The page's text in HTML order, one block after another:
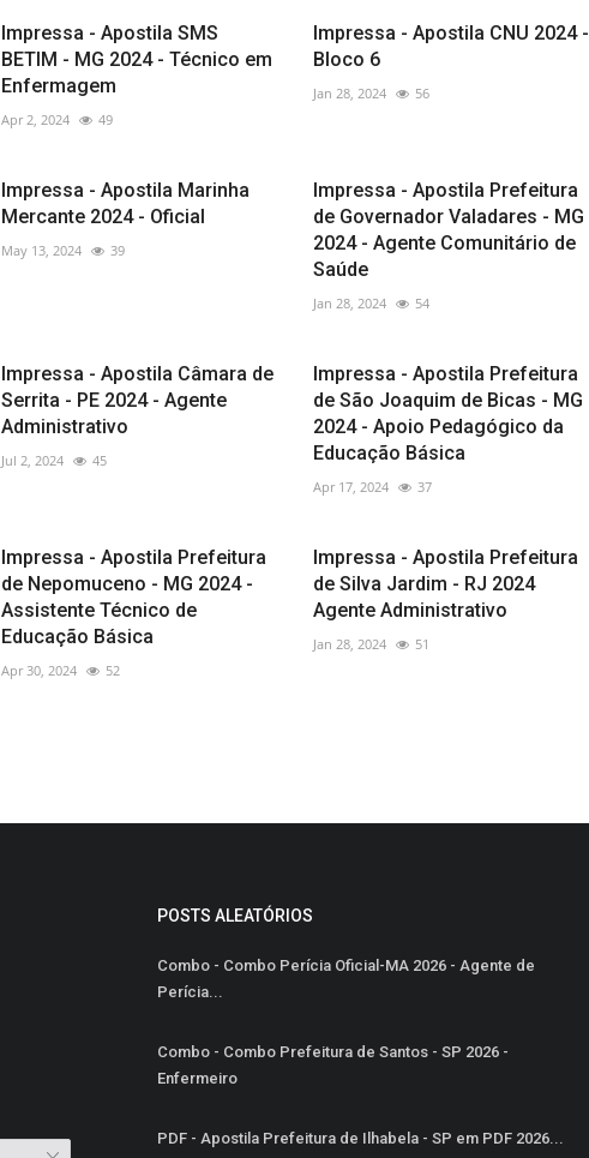
Impressa - Apostila SMS
BETIM - MG 2024 - Técnico em
Enfermagem
Apr 2, 2024 49
Impressa - Apostila CNU 2024 -
Bloco 6
Jan 28, 2024 56
Impressa - Apostila Marinha
Mercante 2024 - Oficial
May 13, 2024 39
Impressa - Apostila Prefeitura
de Governador Valadares - MG
2024 - Agente Comunitário de
Saúde
Jan 28, 2024 54
Impressa - Apostila Câmara de
Serrita - PE 2024 - Agente
Administrativo
Jul 2, 2024 45
Impressa - Apostila Prefeitura
de São Joaquim de Bicas - MG
2024 - Apoio Pedagógico da
Educação Básica
Apr 17, 2024 37
Impressa - Apostila Prefeitura
de Nepomuceno - MG 2024 -
Assistente Técnico de
Educação Básica
Apr 30, 2024 52
Impressa - Apostila Prefeitura
de Silva Jardim - RJ 2024
Agente Administrativo
Jan 28, 2024 51
POSTS ALEATÓRIOS
Combo - Combo Perícia Oficial-MA 2026 - Agente de
Perícia...
Combo - Combo Prefeitura de Santos - SP 2026 -
Enfermeiro
PDF - Apostila Prefeitura de Ilhabela - SP em PDF 2026...